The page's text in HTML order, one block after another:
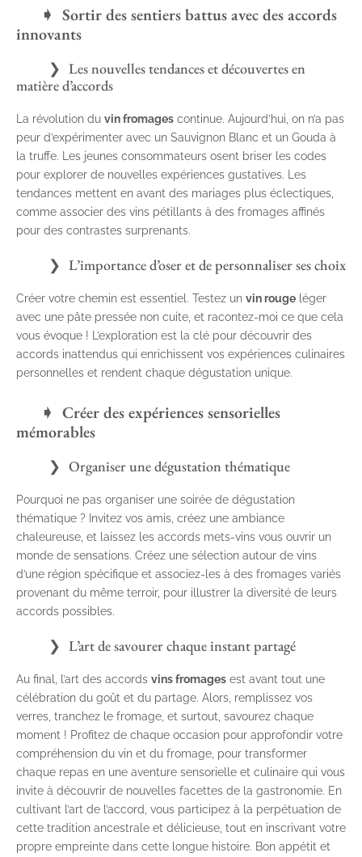
Sortir des sentiers battus avec des accords
innovants
Les nouvelles tendances et découvertes en
matière d’accords
La révolution du vin fromages continue. Aujourd’hui, on n’a pas
peur d’expérimenter avec un Sauvignon Blanc et un Gouda à
la truffe. Les jeunes consommateurs osent briser les codes
pour explorer de nouvelles expériences gustatives. Les
tendances mettent en avant des mariages plus éclectiques,
comme associer des vins pétillants à des fromages affinés
pour des contrastes surprenants.
L’importance d’oser et de personnaliser ses choix
Créer votre chemin est essentiel. Testez un vin rouge léger
avec une pâte pressée non cuite, et racontez-moi ce que cela
vous évoque ! L’exploration est la clé pour découvrir des
accords inattendus qui enrichissent vos expériences culinaires
personnelles et rendent chaque dégustation unique.
Créer des expériences sensorielles
mémorables
Organiser une dégustation thématique
Pourquoi ne pas organiser une soirée de dégustation
thématique ? Invitez vos amis, créez une ambiance
chaleureuse, et laissez les accords mets-vins vous ouvrir un
monde de sensations. Créez une sélection autour de vins
d’une région spécifique et associez-les à des fromages variés
provenant du même terroir, pour illustrer la diversité de leurs
accords possibles.
L’art de savourer chaque instant partagé
Au final, l’art des accords vins fromages est avant tout une
célébration du goût et du partage. Alors, remplissez vos
verres, tranchez le fromage, et surtout, savourez chaque
moment ! Profitez de chaque occasion pour approfondir votre
compréhension du vin et du fromage, pour transformer
chaque repas en une aventure sensorielle et culinaire qui vous
invite à découvrir de nouvelles facettes de la gastronomie. En
cultivant l’art de l’accord, vous participez à la perpétuation de
cette tradition ancestrale et délicieuse, tout en inscrivant votre
propre empreinte dans cette longue histoire. Bon appétit et